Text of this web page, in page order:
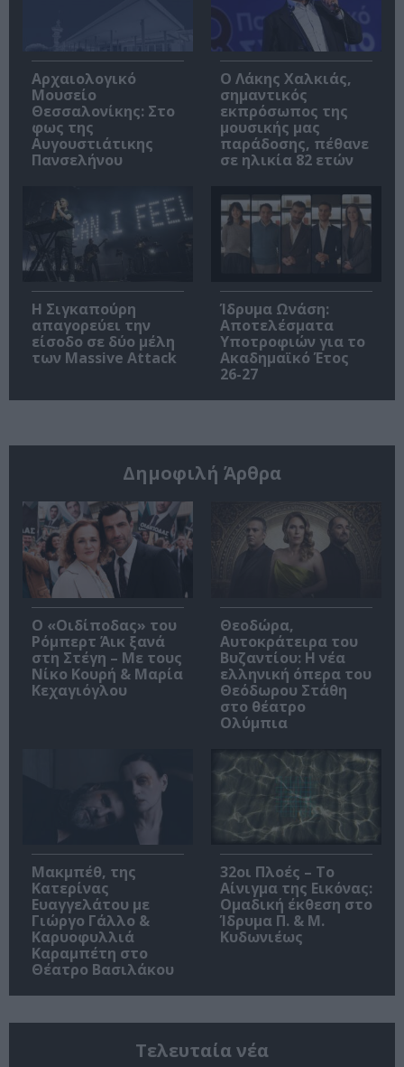
Αρχαιολογικό
Μουσείο
Θεσσαλονίκης: Στο
φως της
Αυγουστιάτικης
Πανσελήνου
Ο Λάκης Χαλκιάς,
σημαντικός
εκπρόσωπος της
μουσικής μας
παράδοσης, πέθανε
σε ηλικία 82 ετών
Η Σιγκαπούρη
απαγορεύει την
είσοδο σε δύο μέλη
των Massive Attack
Ίδρυμα Ωνάση:
Αποτελέσματα
Υποτροφιών για το
Ακαδημαϊκό Έτος
26-27
Δημοφιλή Άρθρα
O «Οιδίποδας» του
Ρόμπερτ Άικ ξανά
στη Στέγη – Με τους
Νίκο Κουρή & Μαρία
Κεχαγιόγλου
Θεοδώρα,
Αυτοκράτειρα του
Βυζαντίου: Η νέα
ελληνική όπερα του
Θεόδωρου Στάθη
στο θέατρο
Ολύμπια
Μακμπέθ, της
Κατερίνας
Ευαγγελάτου με
Γιώργο Γάλλο &
Καρυοφυλλιά
Καραμπέτη στο
Θέατρο Βασιλάκου
32οι Πλοές – Το
Αίνιγμα της Εικόνας:
Ομαδική έκθεση στο
Ίδρυμα Π. & Μ.
Κυδωνιέως
Τελευταία νέα